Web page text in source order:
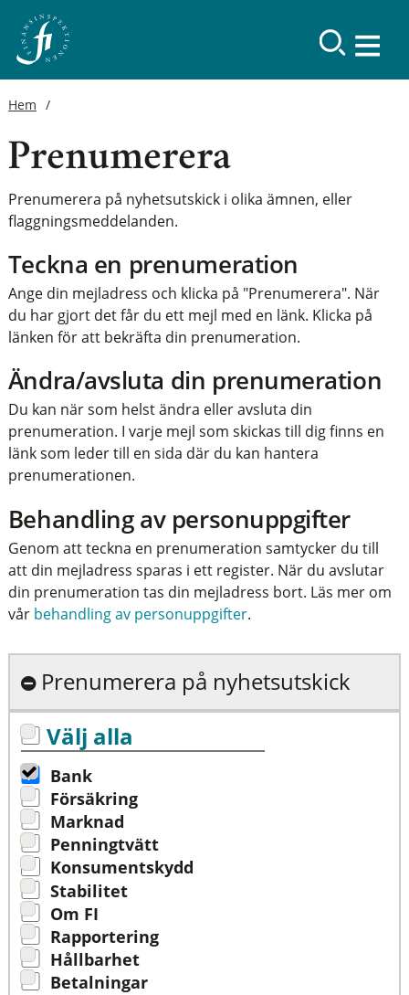
Hem
Prenumerera
Prenumerera på nyhetsutskick i olika ämnen, eller
flaggningsmeddelanden.
Teckna en prenumeration
Ange din mejladress och klicka på "Prenumerera". När
du har gjort det får du ett mejl med en länk. Klicka på
länken för att bekräfta din prenumeration.
Ändra/avsluta din prenumeration
Du kan när som helst ändra eller avsluta din
prenumeration. I varje mejl som skickas till dig finns en
länk som leder till en sida där du kan hantera
prenumerationen.
Behandling av personuppgifter
Genom att teckna en prenumeration samtycker du till
att din mejladress sparas i ett register. När du avslutar
din prenumeration tas din mejladress bort. Läs mer om
vår behandling av personuppgifter.
Prenumerera på nyhetsutskick
Välj alla
Bank
Försäkring
Marknad
Penningtvätt
Konsumentskydd
Stabilitet
Om FI
Rapportering
Hållbarhet
Betalningar